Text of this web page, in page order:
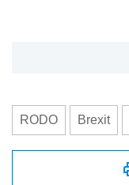
RODO Brexit